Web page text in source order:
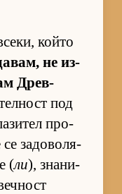
който
не из­
Древ­
под
про­
за­до­во­ля­
(ли), зна­ни­